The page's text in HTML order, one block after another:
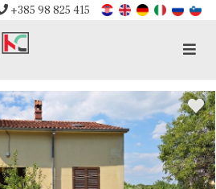
+385 98 825 415